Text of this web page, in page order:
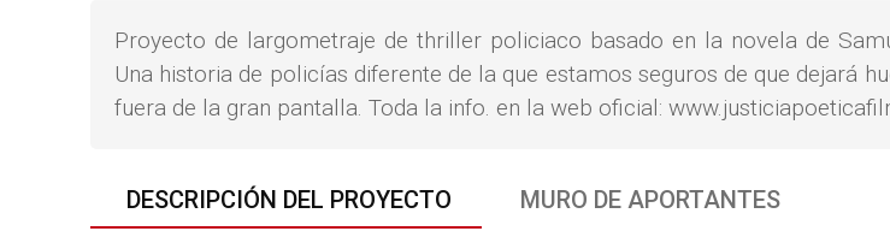
Proyecto de largometraje de thriller policiaco basado en la novela de
Una historia de policías diferente de la que estamos seguros de que dejará
fuera de la gran pantalla. Toda la info. en la web oficial:
DESCRIPCIÓN DEL PROYECTO MURO DE APORTANTES